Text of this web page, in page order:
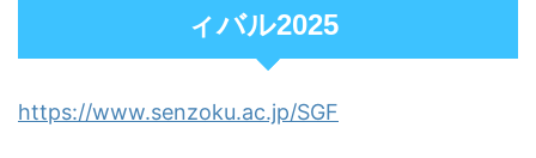
ィバル2025
https://www.senzoku.ac.jp/SGF